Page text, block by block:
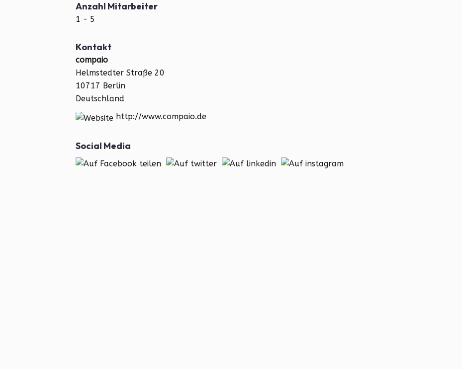
Anzahl Mitarbeiter
1 - 5
Kontakt
compaio
Helmstedter Straße 20
10717 Berlin
Deutschland
http://www.compaio.de
Social Media